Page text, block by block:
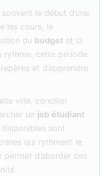
le début d’une
les cours, le
du budget et la
rythme, cette période
et d’apprendre
ville, concilier
un job étudiant
sont
qui rythment le
permet d’aborder ces